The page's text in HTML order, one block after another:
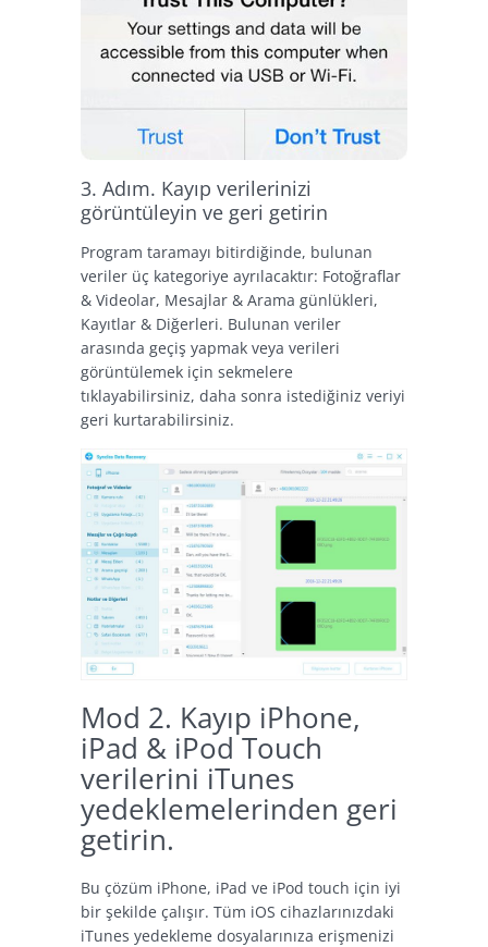
3. Adım. Kayıp verilerinizi
görüntüleyin ve geri getirin
Program taramayı bitirdiğinde, bulunan
veriler üç kategoriye ayrılacaktır: Fotoğraflar
& Videolar, Mesajlar & Arama günlükleri,
Kayıtlar & Diğerleri. Bulunan veriler
arasında geçiş yapmak veya verileri
görüntülemek için sekmelere
tıklayabilirsiniz, daha sonra istediğiniz veriyi
geri kurtarabilirsiniz.
Mod 2. Kayıp iPhone,
iPad & iPod Touch
verilerini iTunes
yedeklemelerinden geri
getirin.
Bu çözüm iPhone, iPad ve iPod touch için iyi
bir şekilde çalışır. Tüm iOS cihazlarınızdaki
iTunes yedekleme dosyalarınıza erişmenizi